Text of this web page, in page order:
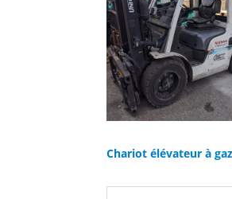
Chariot élévateur à